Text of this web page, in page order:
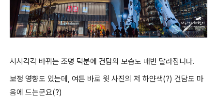
시시각각 바뀌는 조명 덕분에 건담의 모습도 매번 달라집니다.
보정 영향도 있는데, 여튼 바로 윗 사진의 저 하얀색(?) 건담도 마
음에 드는군요(?)